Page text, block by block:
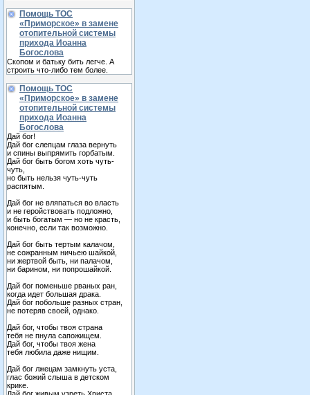
Помощь ТОС
«Приморское» в замене
отопительной системы
прихода Иоанна
Богослова
Скопом и батьку бить легче. А
строить что-либо тем более.
Помощь ТОС
«Приморское» в замене
отопительной системы
прихода Иоанна
Богослова
Дай бог!
Дай бог слепцам глаза вернуть
и спины выпрямить горбатым.
Дай бог быть богом хоть чуть-
чуть,
но быть нельзя чуть-чуть
распятым.
Дай бог не вляпаться во власть
и не геройствовать подложно,
и быть богатым — но не красть,
конечно, если так возможно.
Дай бог быть тертым калачом,
не сожранным ничьею шайкой,
ни жертвой быть, ни палачом,
ни барином, ни попрошайкой.
Дай бог поменьше рваных ран,
когда идет большая драка.
Дай бог побольше разных стран,
не потеряв своей, однако.
Дай бог, чтобы твоя страна
тебя не пнула сапожищем.
Дай бог, чтобы твоя жена
тебя любила даже нищим.
Дай бог лжецам замкнуть уста,
глас божий слыша в детском
крике.